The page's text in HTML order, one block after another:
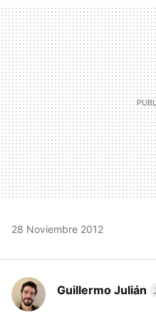
28 Noviembre 2012
Guillermo Julián